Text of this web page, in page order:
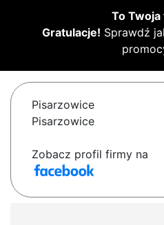
To
Gratulacje! Sprawdź
Pisarzowice
Pisarzowice
Zobacz profil firmy na